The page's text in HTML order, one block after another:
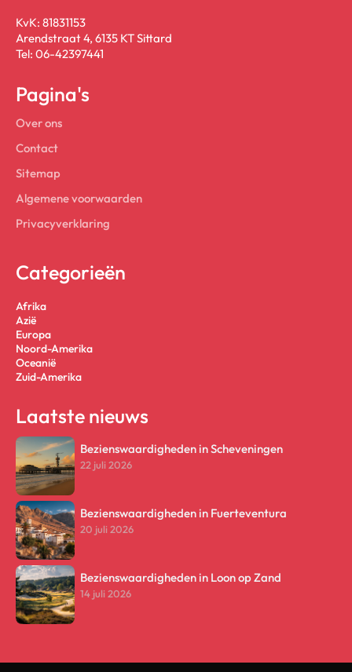
KvK: 81831153
Arendstraat 4, 6135 KT Sittard
Tel: 06-42397441
Pagina's
Over ons
Contact
Sitemap
Algemene voorwaarden
Privacyverklaring
Categorieën
Afrika
Azië
Europa
Noord-Amerika
Oceanië
Zuid-Amerika
Laatste nieuws
Bezienswaardigheden in Scheveningen
22 juli 2026
Bezienswaardigheden in Fuerteventura
20 juli 2026
Bezienswaardigheden in Loon op Zand
14 juli 2026